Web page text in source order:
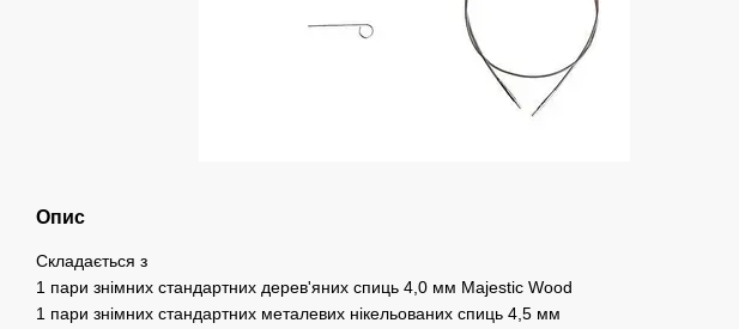
Опис
Складається з
1 пари знімних стандартних дерев'яних спиць 4,0 мм Majestic Wood
1 пари знімних стандартних металевих нікельованих спиць 4,5 мм